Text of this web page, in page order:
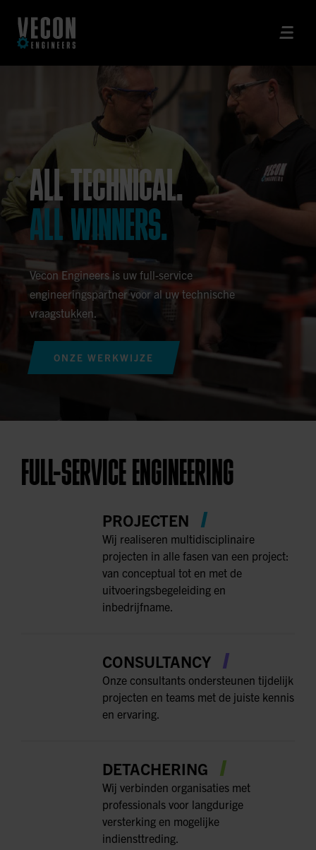
ALL TECHNICAL.
ALL WINNERS.
Vecon Engineers is uw full-service
engineeringspartner voor al uw technische
vraagstukken.
ONZE WERKWIJZE
FULL-SERVICE ENGINEERING
PROJECTEN
Wij realiseren multidisciplinaire
projecten in alle fasen van een project:
van conceptual tot en met de
uitvoeringsbegeleiding en
inbedrijfname.
CONSULTANCY
Onze consultants ondersteunen tijdelijk
projecten en teams met de juiste kennis
en ervaring.
DETACHERING
Wij verbinden organisaties met
professionals voor langdurige
versterking en mogelijke
indiensttreding.